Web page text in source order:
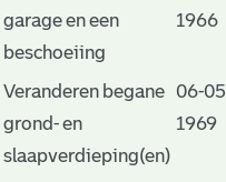
garage en een
beschoeiing
1966
Veranderen begane
grond- en
slaapverdieping(en)
06-
1969